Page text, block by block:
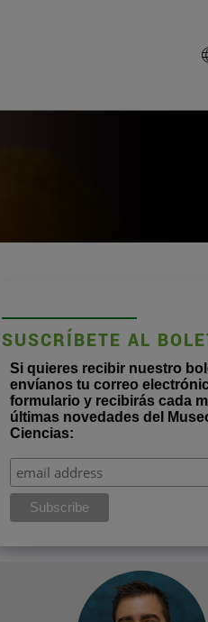
SUSCRÍBETE AL
Si quieres recibir nuestro
envíanos tu correo
formulario y recibirás cada
últimas novedades del
Ciencias: